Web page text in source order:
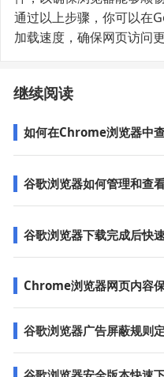
通过以上步骤，你可以在
加载速度，确保网页访问
继续阅读
如何在Chrome浏览器中
谷歌浏览器如何管理和查
谷歌浏览器下载完成后快
Chrome浏览器网页内容保
谷歌浏览器广告屏蔽规则